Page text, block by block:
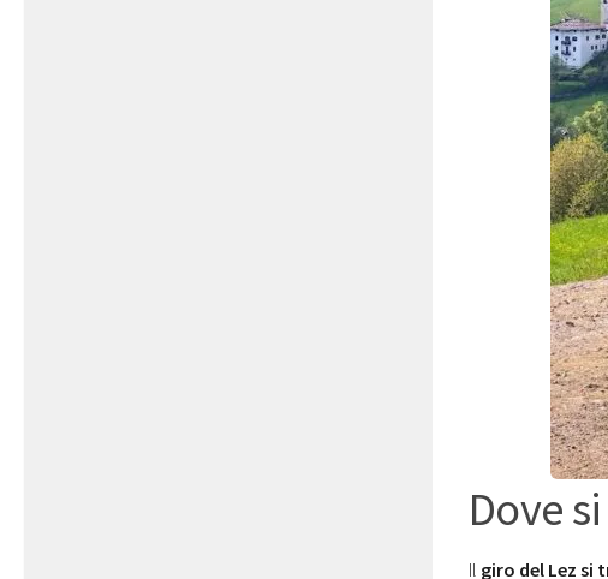
Dove
Il giro del Lez si